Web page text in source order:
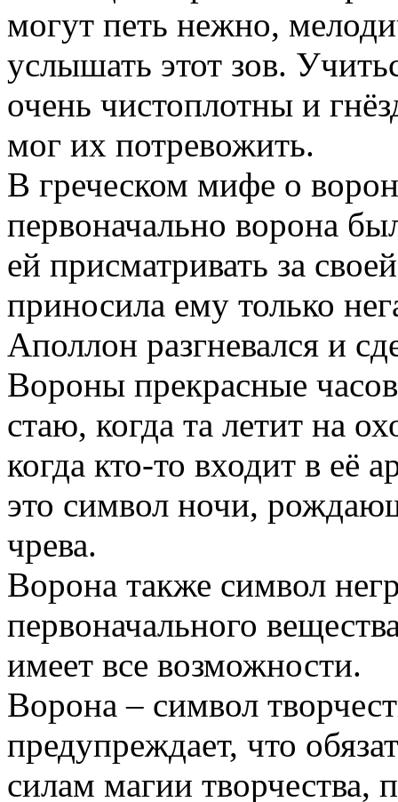
могут петь нежно,
услышать этот зов.
очень чистоплотны и
мог их потревожить.
В греческом мифе о
первоначально ворона
ей присматривать за
приносила ему только
Аполлон разгневался и
Вороны прекрасные
стаю, когда та летит на
когда кто-то входит в её
это символ ночи,
чрева.
Ворона также символ
первоначального
имеет все возможности.
Ворона – символ
предупреждает, что
силам магии творчества,